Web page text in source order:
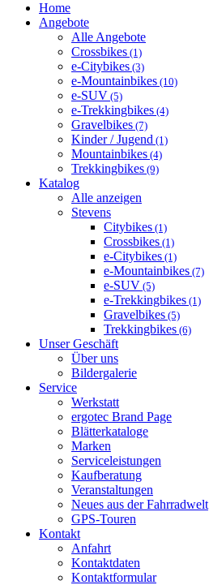
Home
Angebote
Alle Angebote
Crossbikes (1)
e-Citybikes (3)
e-Mountainbikes (10)
e-SUV (5)
e-Trekkingbikes (4)
Gravelbikes (7)
Kinder / Jugend (1)
Mountainbikes (4)
Trekkingbikes (9)
Katalog
Alle anzeigen
Stevens
Citybikes (1)
Crossbikes (1)
e-Citybikes (1)
e-Mountainbikes (7)
e-SUV (5)
e-Trekkingbikes (1)
Gravelbikes (5)
Trekkingbikes (6)
Unser Geschäft
Über uns
Bildergalerie
Service
Werkstatt
ergotec Brand Page
Blätterkataloge
Marken
Serviceleistungen
Kaufberatung
Veranstaltungen
Neues aus der Fahrradwelt
GPS-Touren
Kontakt
Anfahrt
Kontaktdaten
Kontaktformular